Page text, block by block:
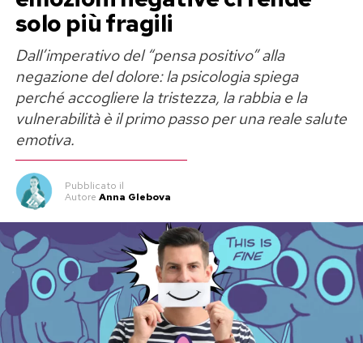
solo più fragili
Dall’imperativo del “pensa positivo” alla
negazione del dolore: la psicologia spiega
perché accogliere la tristezza, la rabbia e la
vulnerabilità è il primo passo per una reale salute
emotiva.
Pubblicato il
Autore Anna Glebova